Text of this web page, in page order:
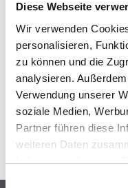
Diese Webseite
Wir verwenden
personalisieren,
zu können und die
analysieren.
Verwendung unserer
soziale Medien,
Partner führen diese
weiteren Daten
haben oder die sie im
Einwilligungsauswahl
IST
Keine Sorge, wir
werden das Problem
Erkunden Sie in der
und